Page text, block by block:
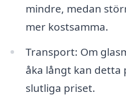
mindre, medan
mer kostsamma.
Transport: Om
åka långt kan detta
slutliga priset.